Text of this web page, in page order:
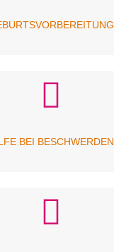
BEI BESCHWERDEN